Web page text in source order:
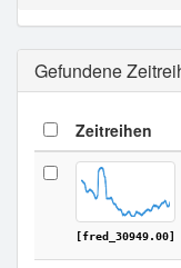
Gefundene
Zeitreihen
[fred_30949.00]